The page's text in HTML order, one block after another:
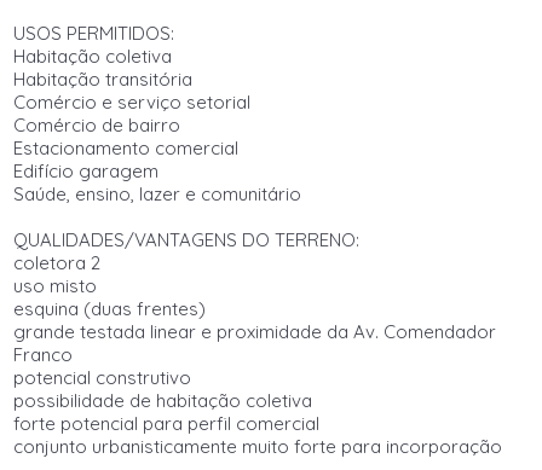
USOS PERMITIDOS:
Habitação coletiva
Habitação transitória
Comércio e serviço setorial
Comércio de bairro
Estacionamento comercial
Edifício garagem
Saúde, ensino, lazer e comunitário
QUALIDADES/VANTAGENS DO TERRENO:
coletora 2
uso misto
esquina (duas frentes)
grande testada linear e proximidade da Av. Comendador
Franco
potencial construtivo
possibilidade de habitação coletiva
forte potencial para perfil comercial
conjunto urbanisticamente muito forte para incorporação